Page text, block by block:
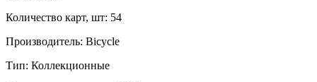
Количество карт, шт: 54
Производитель: Bicycle
Тип: Коллекционные